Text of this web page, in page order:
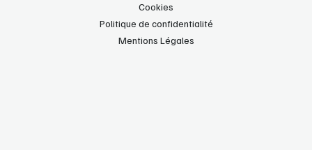
Cookies
Politique de confidentialité
Mentions Légales